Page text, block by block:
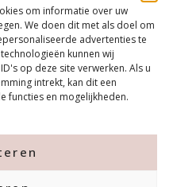
om informatie over uw
We doen dit met als doel om
advertenties te
kunnen wij
op deze site verwerken. Als u
intrekt, kan dit een
functies en mogelijkheden.